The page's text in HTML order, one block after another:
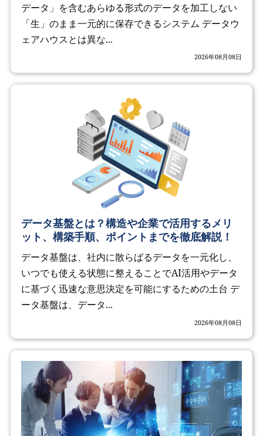
データ」を含むあらゆる形式のデータを加工しない
「生」のまま一元的に保存できるシステム データウ
ェアハウスとは異な...
2026年08月08日
データ基盤とは？構造や企業で活用するメリ
ット、構築手順、ポイントまでを徹底解説！
データ基盤は、社内に散らばるデータを一元化し、
いつでも使える状態に整えることでAI活用やデータ
に基づく迅速な意思決定を可能にするための土台 デ
ータ基盤は、データ...
2026年08月08日